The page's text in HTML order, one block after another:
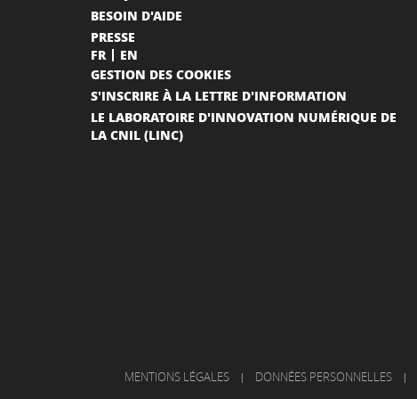
BESOIN D'AIDE
PRESSE
FR
EN
GESTION DES COOKIES
S'INSCRIRE À LA LETTRE D'INFORMATION
LE LABORATOIRE D'INNOVATION NUMÉRIQUE DE
LA CNIL (LINC)
MENTIONS LÉGALES | DONNÉES PERSONNELLES |